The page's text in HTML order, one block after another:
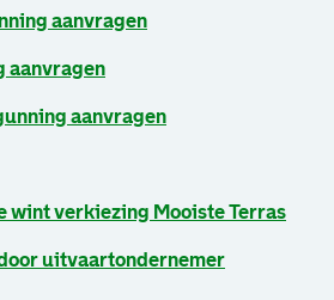
aanvragen
aanvragen
aanvragen
wint verkiezing Mooiste Terras
uitvaartondernemer